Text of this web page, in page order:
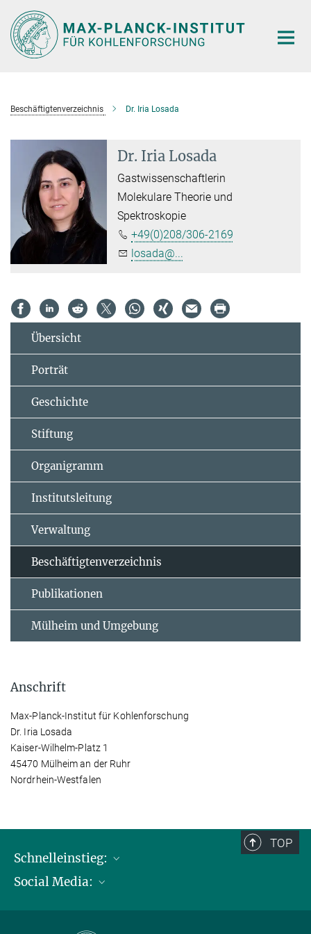
Hauptinhalt
Beschäftigtenverzeichnis Dr. Iria Losada
Dr. Iria Losada
Gastwissenschaftlerin
Molekulare Theorie und
Spektroskopie
+49(0)208/306-2169
losada@...
Übersicht
Porträt
Geschichte
Stiftung
Organigramm
Institutsleitung
Verwaltung
Beschäftigtenverzeichnis
Publikationen
Mülheim und Umgebung
Anschrift
Max-Planck-Institut für Kohlenforschung
Dr. Iria Losada
Kaiser-Wilhelm-Platz 1
45470 Mülheim an der Ruhr
Nordrhein-Westfalen
TOP
Schnelleinstieg:
Publikationen
Kontakt und Anfahrtsbeschreibung
Social Media: